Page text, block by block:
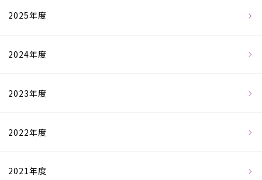
2025年度
2024年度
2023年度
2022年度
2021年度